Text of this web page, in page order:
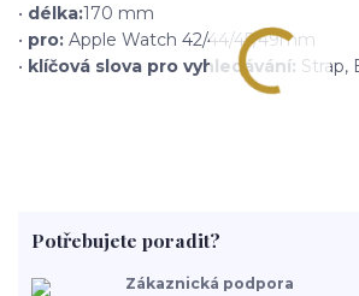
• délka:170 mm
• pro: Apple Watch 42/44/45/49mm
• klíčová slova pro vyhledávání: Strap,
Potřebujete poradit?
Zákaznická podpora